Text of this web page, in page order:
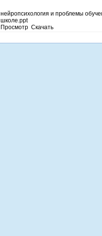
нейропсихология и проблемы
школе.ppt
Просмотр Скачать